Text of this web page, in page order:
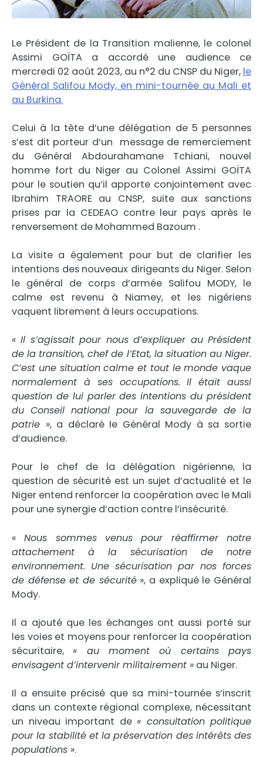
Le Président de la Transition malienne, le colonel
Assimi GOÏTA a accordé une audience ce
mercredi 02 août 2023, au n°2 du CNSP du Niger, le
Général Salifou Mody, en mini-tournée au Mali et
au Burkina.
Celui à la tête d’une délégation de 5 personnes
s’est dit porteur d’un message de remerciement
du Général Abdourahamane Tchiani, nouvel
homme fort du Niger au Colonel Assimi GOÏTA
pour le soutien qu’il apporte conjointement avec
Ibrahim TRAORE au CNSP, suite aux sanctions
prises par la CEDEAO contre leur pays après le
renversement de Mohammed Bazoum .
La visite a également pour but de clarifier les
intentions des nouveaux dirigeants du Niger. Selon
le général de corps d’armée Salifou MODY, le
calme est revenu à Niamey, et les nigériens
vaquent librement à leurs occupations.
« Il s’agissait pour nous d’expliquer au Président
de la transition, chef de l’Etat, la situation au Niger.
C’est une situation calme et tout le monde vaque
normalement à ses occupations. Il était aussi
question de lui parler des intentions du président
du Conseil national pour la sauvegarde de la
patrie », a déclaré le Général Mody à sa sortie
d’audience.
Pour le chef de la délégation nigérienne, la
question de sécurité est un sujet d’actualité et le
Niger entend renforcer la coopération avec le Mali
pour une synergie d’action contre l’insécurité.
« Nous sommes venus pour réaffirmer notre
attachement à la sécurisation de notre
environnement. Une sécurisation par nos forces
de défense et de sécurité», a expliqué le Général
Mody.
Il a ajouté que les échanges ont aussi porté sur
les voies et moyens pour renforcer la coopération
sécuritaire, « au moment où certains pays
envisagent d’intervenir militairement » au Niger.
Il a ensuite précisé que sa mini-tournée s’inscrit
dans un contexte régional complexe, nécessitant
un niveau important de « consultation politique
pour la stabilité et la préservation des intérêts des
populations ».